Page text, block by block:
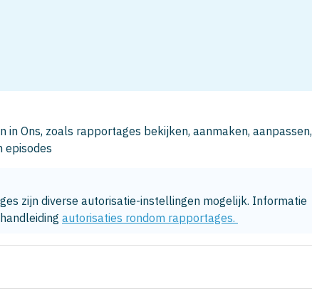
Ons, zoals rapportages bekijken, aanmaken, aanpassen,
episodes
zijn diverse autorisatie-instellingen mogelijk. Informatie
autorisaties rondom rapportages.